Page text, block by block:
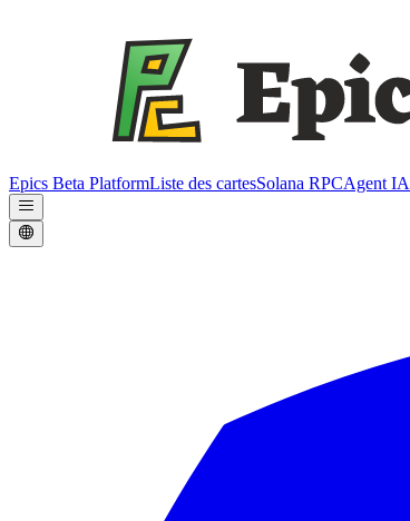
Epics Beta PlatformListe des cartesSolana RPCAgent IA